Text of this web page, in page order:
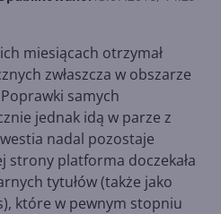
miesiącach otrzymał
zwłaszcza w obszarze
samych
jednak idą w parze z
nadal pozostaje
strony platforma doczekała
tytułów (także jako
które w pewnym stopniu